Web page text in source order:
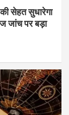
सेहत सुधारेगा
जांच पर बड़ा